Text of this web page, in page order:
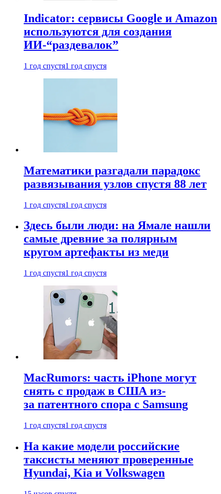
Indicator: сервисы Google и Amazon
используются для создания
ИИ-“раздевалок”
1 год спустя1 год спустя
Математики разгадали парадокс
развязывания узлов спустя 88 лет
1 год спустя1 год спустя
Здесь были люди: на Ямале нашли
самые древние за полярным
кругом артефакты из меди
1 год спустя1 год спустя
MacRumors: часть iPhone могут
снять с продаж в США из-
за патентного спора с Samsung
1 год спустя1 год спустя
На какие модели российские
таксисты меняют проверенные
Hyundai, Kia и Volkswagen